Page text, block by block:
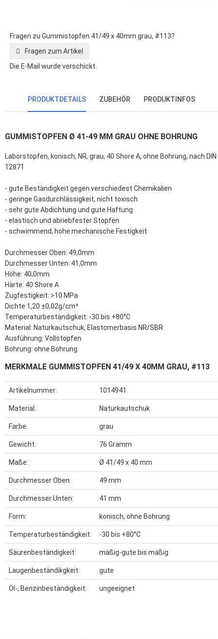
Fragen zu Gummistopfen 41/49 x 40mm grau, #113?
Fragen zum Artikel
Die E-Mail wurde verschickt.
PRODUKTDETAILS ZUBEHÖR PRODUKTINFOS
GUMMISTOPFEN Ø 41-49 MM GRAU OHNE BOHRUNG
Laborstopfen, konisch, NR, grau, 40 Shore A, ohne Bohrung, nach DIN
12871
- gute Beständigkeit gegen verschiedest Chemikalien
- geringe Gasdurchlässigkeit, nicht toxisch
- sehr gute Abdichtung und gute Haftung
- elastisch und abriebfester Stopfen
- schwimmend, hohe mechanische Festigkeit
Durchmesser Oben: 49,0mm
Durchmesser Unten: 41,0mm
Höhe: 40,0mm
Härte: 40 Shore A
Zugfestigkeit: >10 MPa
Dichte 1,20 ±0,02g/cm³
Temperaturbeständigkeit: -30 bis +80°C
Material: Naturkautschuk, Elastomerbasis NR/SBR
Ausführung: Vollstopfen
Bohrung: ohne Bohrung
MERKMALE GUMMISTOPFEN 41/49 X 40MM GRAU, #113
Artikelnummer: 1014941
Material: Naturkautschuk
Farbe: grau
Gewicht: 76 Gramm
Maße: Ø 41/49 x 40 mm
Durchmesser Oben: 49 mm
Durchmesser Unten: 41 mm
Form: konisch, ohne Bohrung
Temperaturbeständigkeit: -30 bis +80°C
Säurenbeständigkeit: mäßig-gute bis mäßig
Laugenbeständikgkeit: gute
Öl-, Benzinbeständigkeit: ungeeignet